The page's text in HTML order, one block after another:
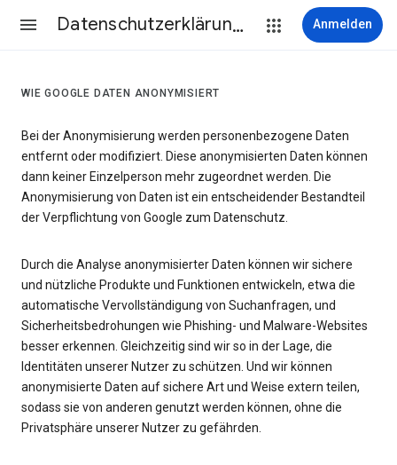
Datenschutzerklärung & Nutzungsbedingungen Anmelden
WIE GOOGLE DATEN ANONYMISIERT
Bei der Anonymisierung werden personenbezogene Daten
entfernt oder modifiziert. Diese anonymisierten Daten können
dann keiner Einzelperson mehr zugeordnet werden. Die
Anonymisierung von Daten ist ein entscheidender Bestandteil
der Verpflichtung von Google zum Datenschutz.
Durch die Analyse anonymisierter Daten können wir sichere
und nützliche Produkte und Funktionen entwickeln, etwa die
automatische Vervollständigung von Suchanfragen, und
Sicherheitsbedrohungen wie Phishing- und Malware-Websites
besser erkennen. Gleichzeitig sind wir so in der Lage, die
Identitäten unserer Nutzer zu schützen. Und wir können
anonymisierte Daten auf sichere Art und Weise extern teilen,
sodass sie von anderen genutzt werden können, ohne die
Privatsphäre unserer Nutzer zu gefährden.